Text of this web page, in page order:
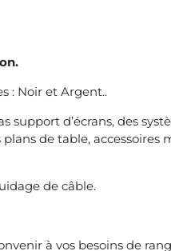
: Noir et Argent..
support d’écrans, des
de table, accessoires
de câble.
à vos besoins de